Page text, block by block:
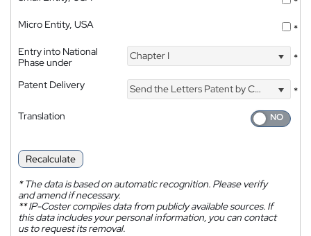
Micro Entity, USA
*
Entry into National
Phase under
Chapter I *
Patent Delivery Send the Letters Patent by Courier
*
Translation
Recalculate
*The data is based on automatic recognition. Please verify
and amend if necessary.
**IP-Coster compiles data from publicly available sources. If
this data includes your personal information, you can contact
us to request its removal.